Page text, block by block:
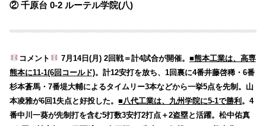
② 千原台 0-2 ルーテル学院(八)
コメント 7月14日(月) 2回戦＝計4試合が開催。 ■熊本工業は、高専
熊本に11-1(6回コールド)。計12安打を放ち、1回裏に4番井藤啓稀・6番
杉本蒼馬・7番堤大輔によるタイムリー3本などから一挙5点を先制。山
本凌雅が6回1失点と好投した。■八代工業は、九州学院に5-1で勝利。4
番中川一葵が先制打を含む5打数3安打2打点＋2盗塁と活躍。松中佑真